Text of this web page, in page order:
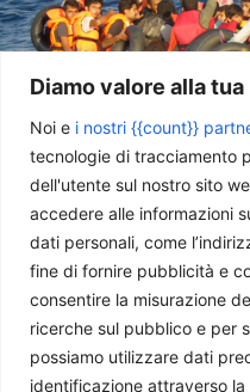
Diamo valore alla
Noi e i nostri {{count}}
tecnologie di tracciamento
dell'utente sul nostro sito
accedere alle informazioni
dati personali, come
fine di fornire pubblicità e
consentire la misurazione
ricerche sul pubblico e per
possiamo utilizzare dati
identificazione attraverso
La realtà
Paolo Pellegrini - 3 Agosto 2026